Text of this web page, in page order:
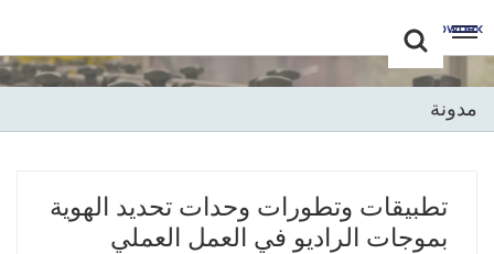
+86 -18681515767
English
Deutsch
مدونة
تطبيقات وتطورات وحدات تحديد الهوية
بموجات الراديو في العمل العملي